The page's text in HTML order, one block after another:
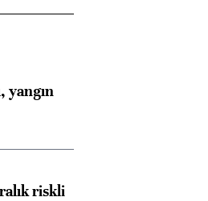
yangın
riskli